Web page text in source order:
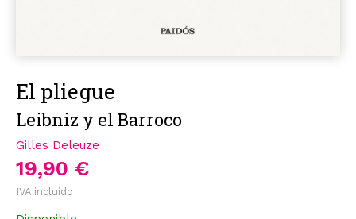
El pliegue
Leibniz y el Barroco
Gilles Deleuze
19,90 €
IVA incluido